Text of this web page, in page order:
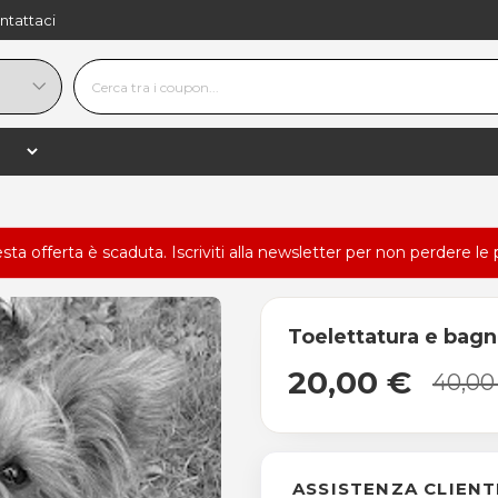
offerta è scaduta. Iscriviti alla newsletter per non perdere le
Toelettatura e
20,00 €
ASSISTENZA